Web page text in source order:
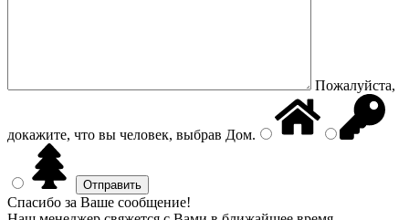
Пожалуйста,
докажите, что вы человек, выбрав Дом.
Спасибо за Ваше сообщение!